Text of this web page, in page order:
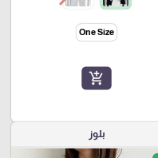
One Size
add_shopping_cart
بلوز